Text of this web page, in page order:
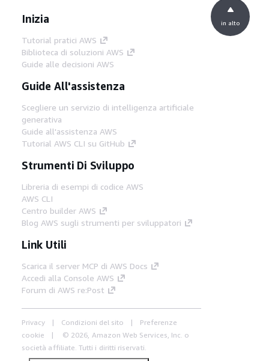
Inizia
Tutorial pratici AWS
Biblioteca di soluzioni AWS
Guide alle decisioni AWS
Guide All'assistenza
Scegliere un servizio di intelligenza artificiale
generativa
Guide all'assistenza AWS
Tutorial AWS CLI su GitHub
Strumenti Di Sviluppo
Libreria di esempi di codice AWS
AWS CLI
Centro builder AWS
Blog AWS sugli strumenti per sviluppatori
Link Utili
Scarica il server MCP di AWS Docs
Accedi alla Console AWS
Forum di AWS re:Post
Privacy Condizioni del sito
Preferenze
cookie
© 2026, Amazon Web Services, Inc. o
società affiliate. Tutti i diritti riservati.
in alto